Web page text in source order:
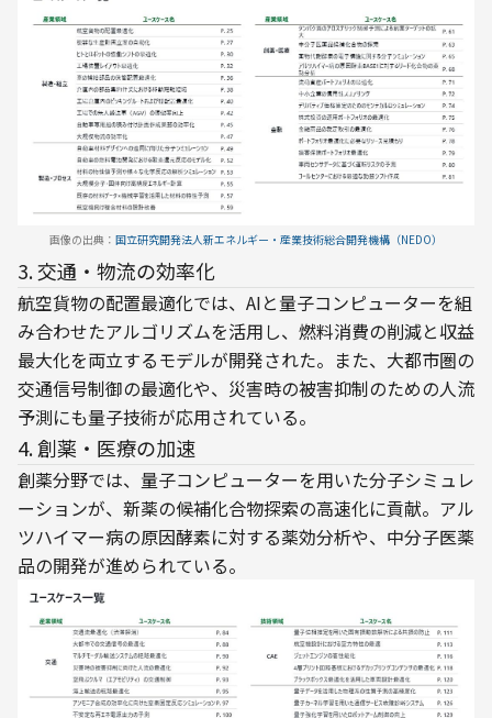
画像の出典： 国立研究開発法人新エネルギー・産業技術総合開発機構（NEDO）
3. 交通・物流の効率化
航空貨物の配置最適化では、AIと量子コンピューターを組
み合わせたアルゴリズムを活用し、燃料消費の削減と収益
最大化を両立するモデルが開発された。また、大都市圏の
交通信号制御の最適化や、災害時の被害抑制のための人流
予測にも量子技術が応用されている。
4. 創薬・医療の加速
創薬分野では、量子コンピューターを用いた分子シミュレ
ーションが、新薬の候補化合物探索の高速化に貢献。アル
ツハイマー病の原因酵素に対する薬効分析や、中分子医薬
品の開発が進められている。